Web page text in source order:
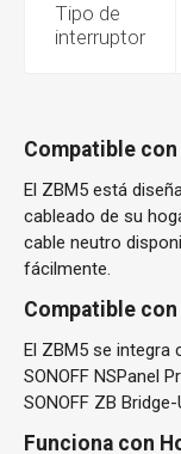
Tipo de
interruptor
Compatible
El ZBM5 está
cableado de su
cable neutro
fácilmente.
Compatible
El ZBM5 se
SONOFF NSPanel
SONOFF ZB
Funciona con